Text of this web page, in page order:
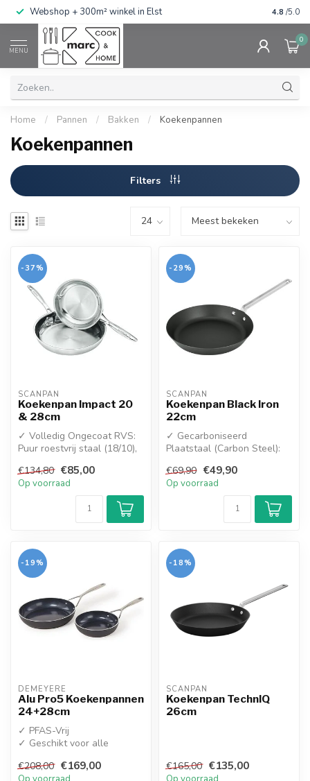
Webshop + 300m² winkel in Elst Gratis
4.8 /5.0
MENU
0
Home / Pannen / Bakken / Koekenpannen
Koekenpannen
Filters
-37%
SCANPAN
Koekenpan Impact 20
& 28cm
✓ Volledig Ongecoat RVS:
Puur roestvrij staal (18/10),
gegaran...
€134,80 €85,00
Op voorraad
-29%
SCANPAN
Koekenpan Black Iron
22cm
✓ Gecarboniseerd
Plaatstaal (Carbon Steel):
eigenschapp...
€69,90 €49,90
Op voorraad
-19%
DEMEYERE
Alu Pro5 Koekenpannen
24+28cm
✓ PFAS-Vrij
✓ Geschikt voor alle
€208,00 €169,00
-18%
SCANPAN
Koekenpan TechnIQ
26cm
€165,00 €135,00